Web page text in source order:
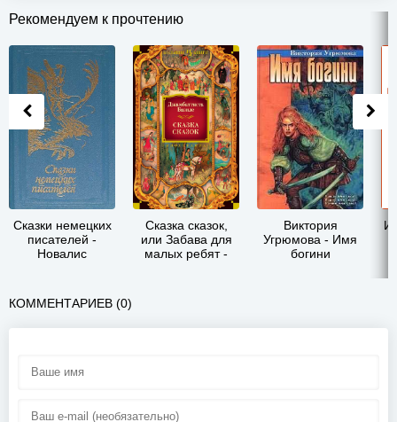
Рекомендуем к прочтению
Сказки немецких
писателей -
Новалис
Сказка сказок,
или Забава для
малых ребят -
Виктория
Угрюмова - Имя
богини
КОММЕНТАРИЕВ (0)